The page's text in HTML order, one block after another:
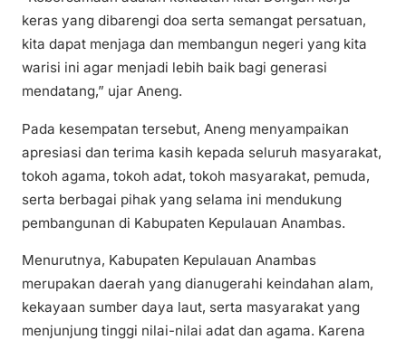
keras yang dibarengi doa serta semangat persatuan,
kita dapat menjaga dan membangun negeri yang kita
warisi ini agar menjadi lebih baik bagi generasi
mendatang,” ujar Aneng.
Pada kesempatan tersebut, Aneng menyampaikan
apresiasi dan terima kasih kepada seluruh masyarakat,
tokoh agama, tokoh adat, tokoh masyarakat, pemuda,
serta berbagai pihak yang selama ini mendukung
pembangunan di Kabupaten Kepulauan Anambas.
Menurutnya, Kabupaten Kepulauan Anambas
merupakan daerah yang dianugerahi keindahan alam,
kekayaan sumber daya laut, serta masyarakat yang
menjunjung tinggi nilai-nilai adat dan agama. Karena